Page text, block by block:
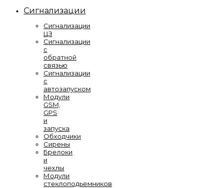
Сигнализации
Сигнализации
ЦЗ
Сигнализации
с
обратной
связью
Сигнализации
с
автозапуском
Модули
GSM,
GPS
и
запуска
Обходчики
Сирены
Брелоки
и
чехлы
Модули
стеклоподьемников